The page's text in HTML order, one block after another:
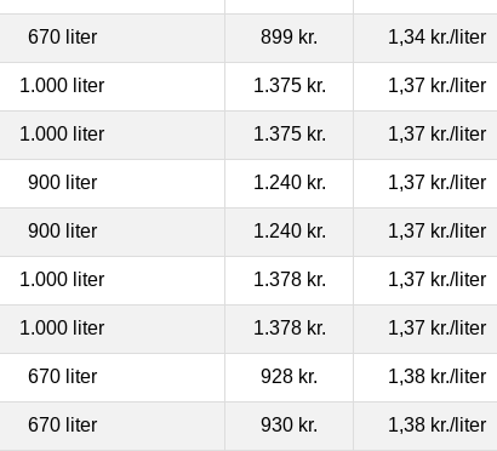
670 liter 899 kr. 1,34 kr./liter
1.000 liter 1.375 kr. 1,37 kr./liter
1.000 liter 1.375 kr. 1,37 kr./liter
900 liter 1.240 kr. 1,37 kr./liter
900 liter 1.240 kr. 1,37 kr./liter
1.000 liter 1.378 kr. 1,37 kr./liter
1.000 liter 1.378 kr. 1,37 kr./liter
670 liter 928 kr. 1,38 kr./liter
670 liter 930 kr. 1,38 kr./liter